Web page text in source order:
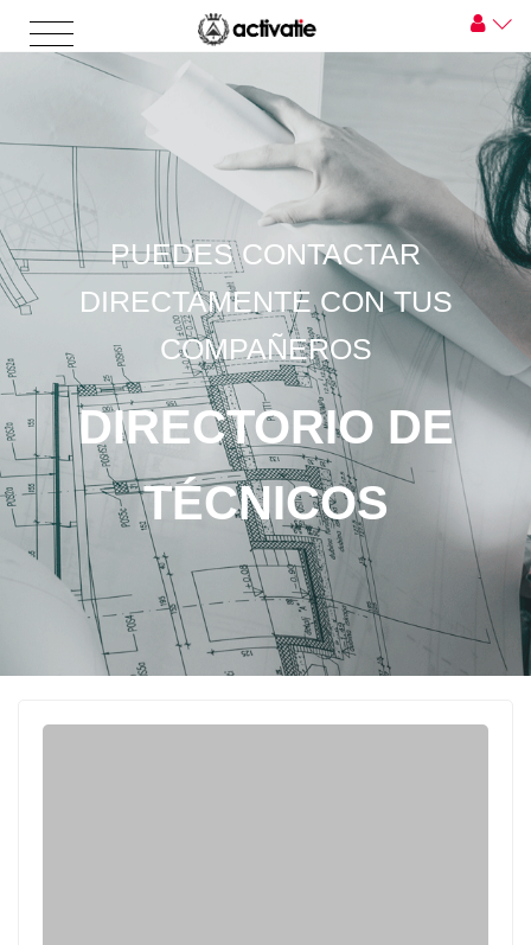
PUEDES CONTACTAR
DIRECTAMENTE CON TUS
COMPAÑEROS
DIRECTORIO DE
TÉCNICOS